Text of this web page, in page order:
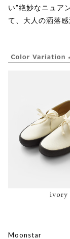
い”絶妙なニュア
て、大人の洒落感
Moonstar